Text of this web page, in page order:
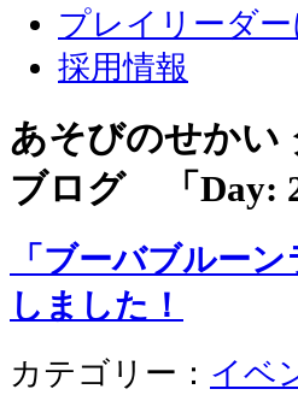
プレイリーダ
採用情報
あそびのせかい
ブログ 「Day:
「ブーバブルー
しました！
カテゴリー： イベ